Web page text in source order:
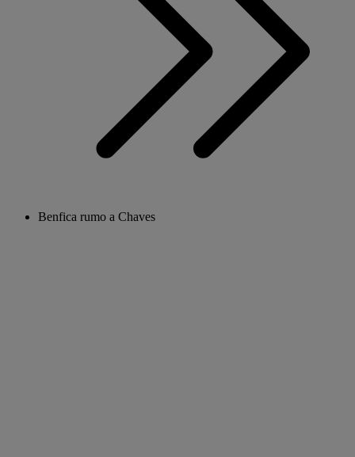
Benfica rumo a Chaves